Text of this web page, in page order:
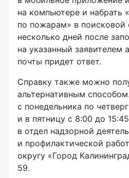
на компьютере и набрать
по пожарам» в поисковой
несколько дней после
на указанный заявителем
почты придет ответ.
Справку также можно
альтернативным
с понедельника по
и в пятницу с 8:00 до
в отдел надзорной
и профилактической
округу «Город
59.